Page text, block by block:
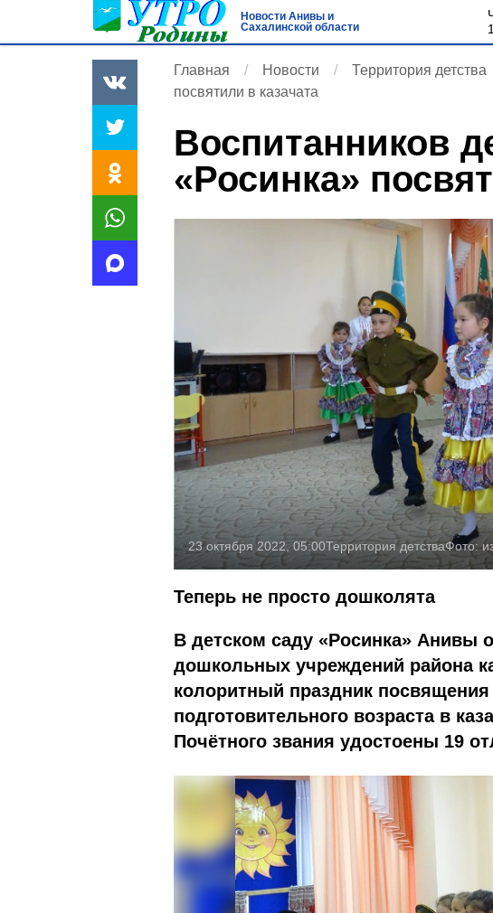
Новости Анивы и
Сахалинской области
Главная Новости Территория детства
посвятили в казачата
Воспитанников
«Росинка»
23 октября 2022, 05:00Территория детстваФото:
Теперь не просто дошколята
В детском саду «Росинка» Анивы
дошкольных учреждений района
колоритный праздник посвящения
подготовительного возраста в
Почётного звания удостоены 19